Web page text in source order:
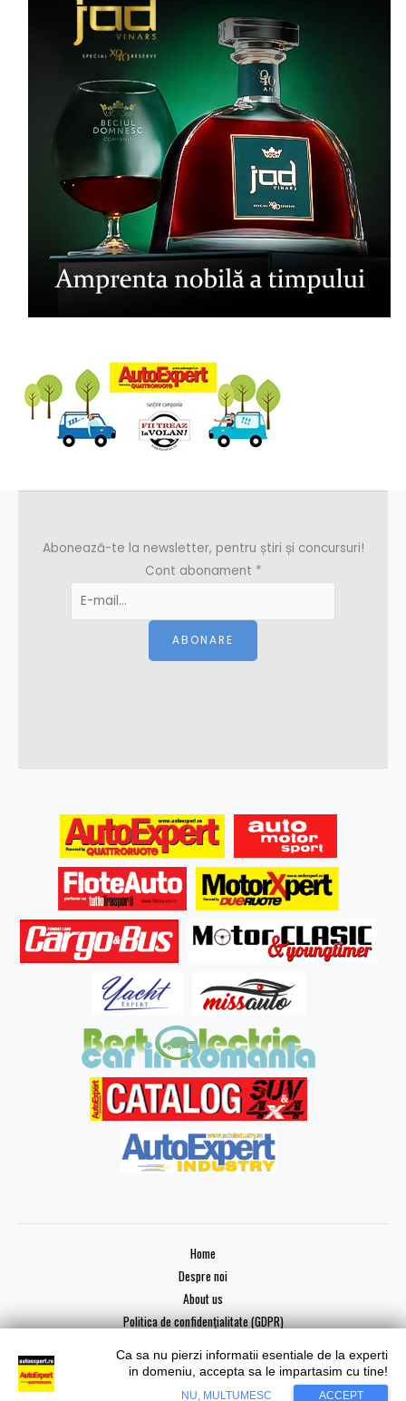
Abonează-te la newsletter, pentru știri și concursuri!
Cont abonament *
ABONARE
Home
Despre noi
About us
Politica de confidențialitate (GDPR)
Copyright © 2026 AutoExpert
Ca sa nu pierzi informatii esentiale de la experti
in domeniu, accepta sa le impartasim cu tine!
NU, MULTUMESC ACCEPT